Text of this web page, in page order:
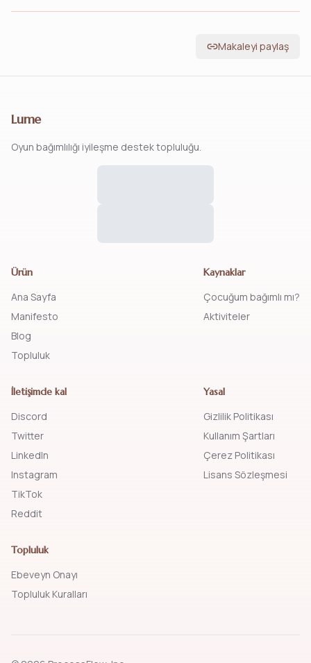
Makaleyi paylaş
Lume
Oyun bağımlılığı iyileşme destek topluluğu.
Ürün
Ana Sayfa
Manifesto
Blog
Topluluk
Kaynaklar
Çocuğum bağımlı mı?
Aktiviteler
İletişimde kal
Discord
Twitter
LinkedIn
Instagram
TikTok
Reddit
Yasal
Gizlilik Politikası
Kullanım Şartları
Çerez Politikası
Lisans Sözleşmesi
Topluluk
Ebeveyn Onayı
Topluluk Kuralları